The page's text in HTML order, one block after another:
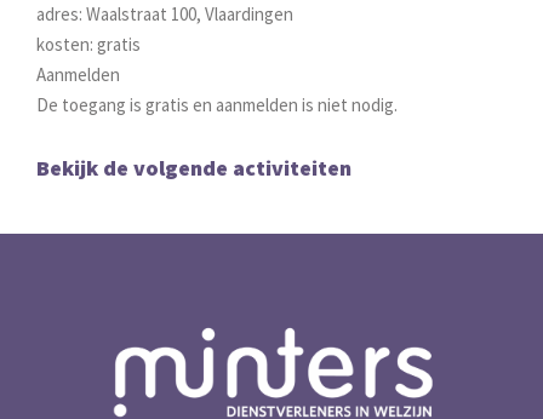
adres: Waalstraat 100, Vlaardingen
kosten: gratis
Aanmelden
De toegang is gratis en aanmelden is niet nodig.
Bekijk de volgende activiteiten